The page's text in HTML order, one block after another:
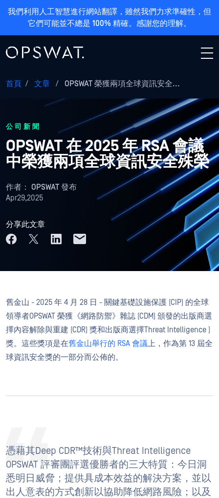
我們利用人工智慧進行網站翻譯，雖然我們力求準確性，但
它們可能並不總是 100% 精確。感謝您的理解。
首頁 / 文章 / OPSWAT 榮獲兩項全球資訊安全...
公司新聞
OPSWAT 在 2025 年 RSA 會議
中榮獲兩項全球資訊安全殊榮
作者： OPSWAT 發布
Apr29,2025
分享此文章
舊金山 - 2025 年 4 月 28 日 - 關鍵基礎設施保護 (CIP) 的全球
領導者OPSWAT 榮獲《網路防禦》雜誌 (CDM) 頒發的出版商選
擇內容解除與重建 (CDR) 獎和出版商選擇Threat Intelligence )
獎。這些獎項是在舊金山舉行的 RSA 會議上，作為第 13 屆全
球資訊安全獎的一部分而公佈的。
憑藉其Deep CDR™技術與Threat Intelligence
OPSWAT 評審團評選優勝者的三大特質：今日洞
悉明日威脅；提供具成本效益的解決方案，並以
出人意表的方式創新以協助降低網路風險；以及